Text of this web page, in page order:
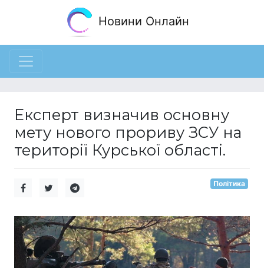
Новини Онлайн
Експерт визначив основну
мету нового прориву ЗСУ на
території Курської області.
Політика